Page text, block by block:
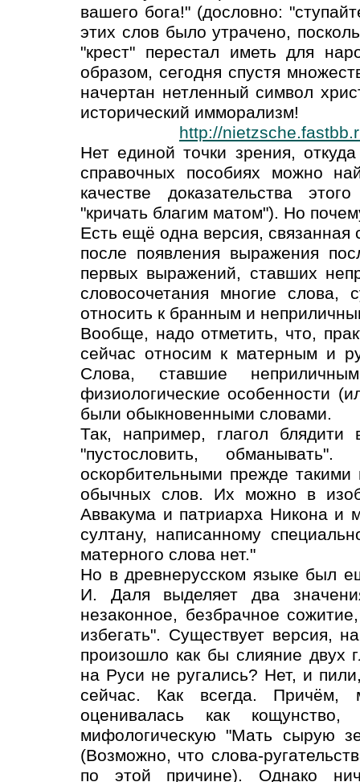
вашего бога!" (дословно:
этих слов было утрачено,
"крест" перестал иметь для
образом, сегодня спустя
начертан нетленный символ
исторический имморализм!
http://
Нет единой точки зрения,
справочных пособиях можно
качестве доказательства
"кричать благим матом"). Но
Есть ещё одна версия, связанная
после появления выражения
первых выражений, ставших
словосочетания многие
относить к бранным и
Вообще, надо отметить, что,
сейчас относим к матерным и
Слова, ставшие
физиологические особенности
были обыкновенными словами.
Так, например, глагол
"пустословить,
оскорбительными прежде
обычных слов. Их можно в
Аввакума и патриарха Никона и
султану, написанному
матерного слова нет."
Но в древнерусском языке был
И. Даля выделяет два
незаконное, безбрачное
избегать". Существует версия,
произошло как бы слияние двух
на Руси не ругались? Нет, и
сейчас. Как всегда.
оценивалась как
мифологическую "Мать сырую
(Возможно, что слова-
по этой причине). Однако